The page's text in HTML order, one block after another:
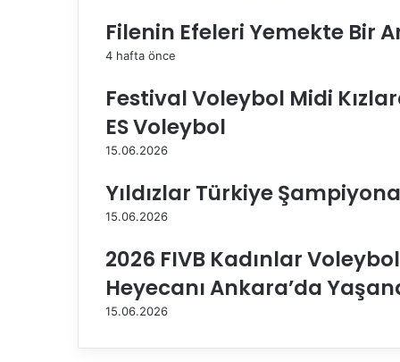
o
S
u
l
t
l
a
L
i
g
i
Filenin Efeleri Yemekte Bir
4 hafta önce
Festival Voleybol Midi
ES Voleybol
15.06.2026
Yıldızlar Türkiye
15.06.2026
2026 FIVB Kadınlar
Heyecanı Ankara’da
15.06.2026